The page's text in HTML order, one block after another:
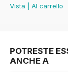
Vista
Al carrello
POTRESTE
ANCHE A